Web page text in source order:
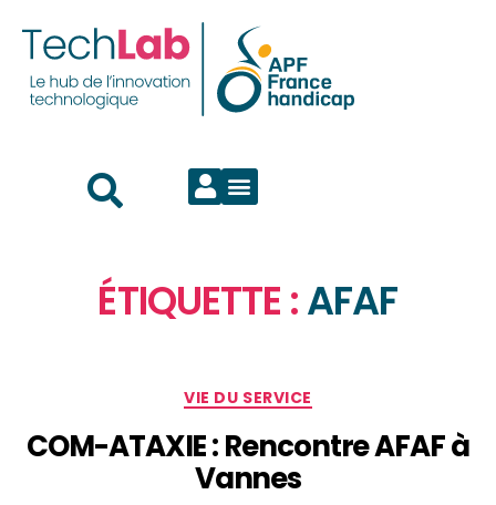
ÉTIQUETTE :AFAF
VIE DU SERVICE
COM-ATAXIE : Rencontre AFAF à
Vannes